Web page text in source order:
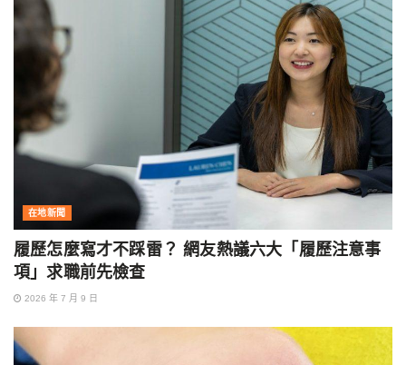
在地新聞
履歷怎麼寫才不踩雷？ 網友熱議六大「履歷注意事
項」求職前先檢查
2026 年 7 月 9 日